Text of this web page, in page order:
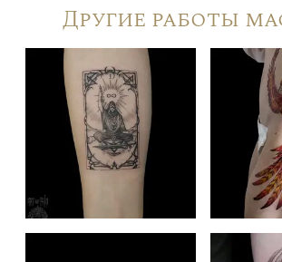
Другие работы